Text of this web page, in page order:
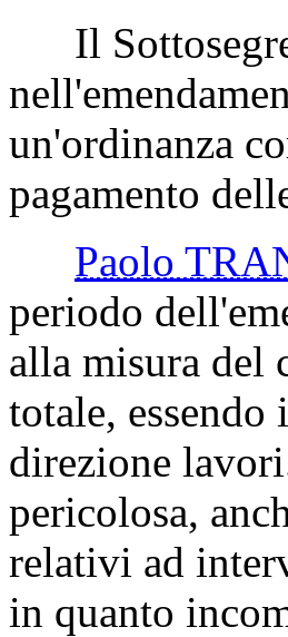
Il
un'ordinanza
pagamento
Paolo
periodo
alla misura del
totale,
direzione
pericolosa,
relativi ad
in quanto